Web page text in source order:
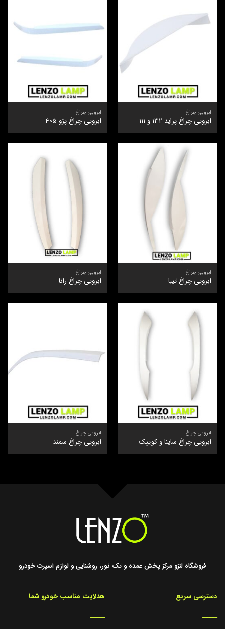
ابرویی چراغ
ابرویی چراغ پراید 132 و 111
ابرویی چراغ
ابرویی چراغ پژو 405
ابرویی چراغ
ابرویی چراغ تیبا
ابرویی چراغ
ابرویی چراغ رانا
ابرویی چراغ
ابرویی چراغ ساینا و کوییک
ابرویی چراغ
ابرویی چراغ سمند
فروشگاه لنزو مرکز پخش عمده و تک نور، روشنایی و لوازم اسپرت خودرو
دسترسی سریع
_____
هدلایت مناسب خودرو شما
_____